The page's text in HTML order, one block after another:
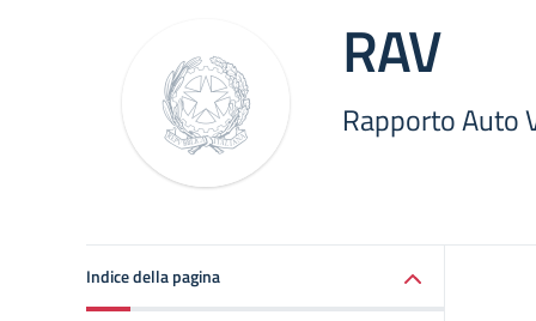
RAV
Rapporto Auto
Indice della pagina